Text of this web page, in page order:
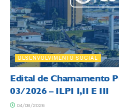
DESENVOLVIMENTO SOCIAL
Edital de Chamamento
03/2026 – ILPI I,II E III
04/08/2026